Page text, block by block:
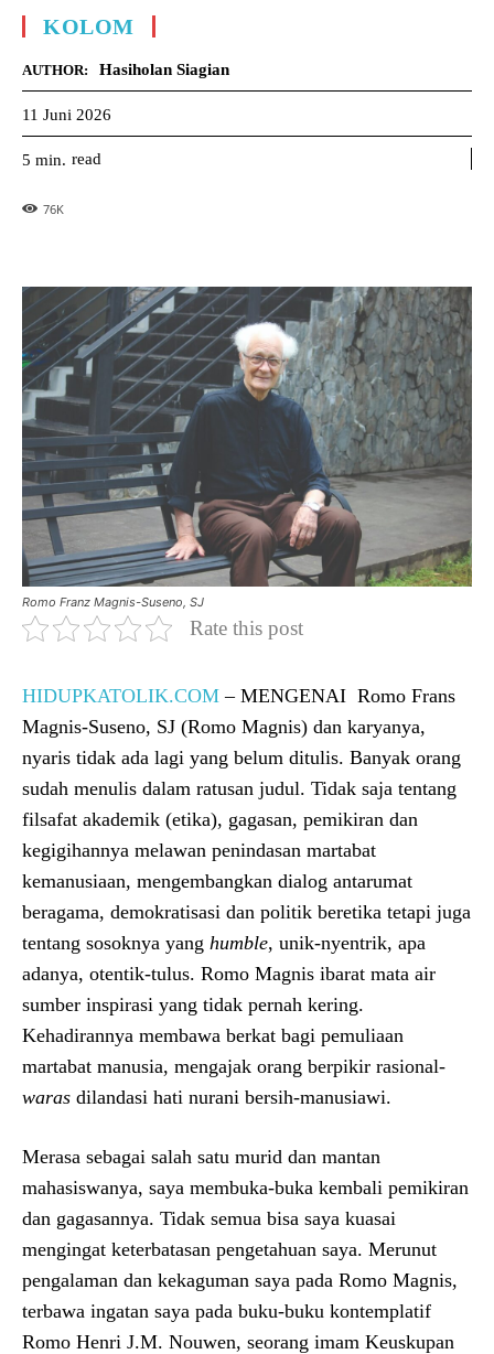
KOLOM
AUTHOR: Hasiholan Siagian
11 Juni 2026
5 min. read
76K
Romo Franz Magnis-Suseno, SJ
Rate this post
HIDUPKATOLIK.COM – MENGENAI Romo Frans
Magnis-Suseno, SJ (Romo Magnis) dan karyanya,
nyaris tidak ada lagi yang belum ditulis. Banyak orang
sudah menulis dalam ratusan judul. Tidak saja tentang
filsafat akademik (etika), gagasan, pemikiran dan
kegigihannya melawan penindasan martabat
kemanusiaan, mengembangkan dialog antarumat
beragama, demokratisasi dan politik beretika tetapi juga
tentang sosoknya yang humble, unik-nyentrik, apa
adanya, otentik-tulus. Romo Magnis ibarat mata air
sumber inspirasi yang tidak pernah kering.
Kehadirannya membawa berkat bagi pemuliaan
martabat manusia, mengajak orang berpikir rasional-
waras dilandasi hati nurani bersih-manusiawi.
Merasa sebagai salah satu murid dan mantan
mahasiswanya, saya membuka-buka kembali pemikiran
dan gagasannya. Tidak semua bisa saya kuasai
mengingat keterbatasan pengetahuan saya. Merunut
pengalaman dan kekaguman saya pada Romo Magnis,
terbawa ingatan saya pada buku-buku kontemplatif
Romo Henri J.M. Nouwen, seorang imam Keuskupan